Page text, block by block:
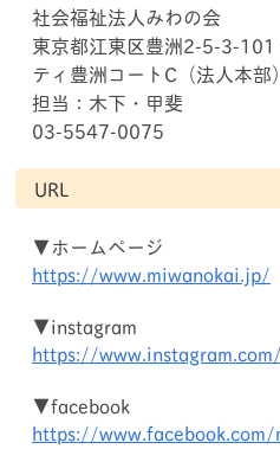
社会福祉法人みわの会
東京都江東区豊洲2-5-3-101
ティ豊洲コートC（法人本部）
担当：木下・甲斐
03-5547-0075
URL
▼ホームページ
https://www.miwanokai.jp/
▼instagram
https://
▼facebook
https://www.facebook.com/